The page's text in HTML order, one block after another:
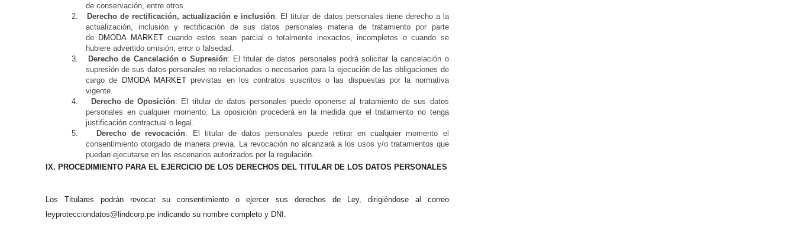
de conservación, entre otros.
2.
Derecho de rectificación, actualización e inclusión: El titular de datos personales tiene derecho a la
actualización, inclusión y rectificación de sus datos personales materia de tratamiento por parte
de DMODA MARKETcuando estos sean parcial o totalmente inexactos, incompletos o cuando se
hubiere advertido omisión, error o falsedad.
3.
Derecho de Cancelación o Supresión: El titular de datos personales podrá solicitar la cancelación o
supresión de sus datos personales no relacionados o necesarios para la ejecución de las obligaciones de
cargo de
DMODA MARKET previstas en los contratos suscritos o las dispuestas por la normativa
vigente.
4.
Derecho de Oposición: El titular de datos personales puede oponerse al tratamiento de sus datos
personales en cualquier momento. La oposición procederá en la medida que el tratamiento no tenga
justificación contractual o legal.
5.
Derecho de revocación: El titular de datos personales puede retirar en cualquier momento el
consentimiento otorgado de manera previa. La revocación no alcanzará a los usos y/o tratamientos que
puedan ejecutarse en los escenarios autorizados por la regulación.
IX. PROCEDIMIENTO PARA EL EJERCICIO DE LOS DERECHOS DEL TITULAR DE LOS DATOS PERSONALES
Los Titulares podrán revocar su consentimiento o ejercer sus derechos de Ley, dirigiéndose al correo
leyprotecciondatos@lindcorp.pe indicando su nombre completo y DNI.